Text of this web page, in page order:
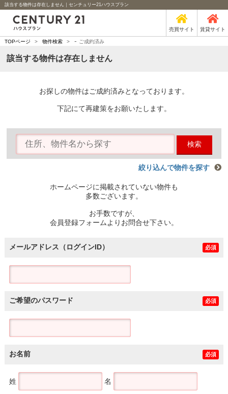
該当する物件は存在しません｜センチュリー21ハウスプラン
売買サイト 賃貸サイト
TOPページ > 物件検索 > - ご成約済み
該当する物件は存在しません
お探しの物件はご成約済みとなっております。
下記にて再建策をお願いたします。
検索
絞り込んで物件を探す
ホームページに掲載されていない物件も
多数ございます。
お手数ですが、
会員登録フォームよりお問合せ下さい。
メールアドレス（ログインID） 必須
ご希望のパスワード 必須
お名前 必須
姓 名